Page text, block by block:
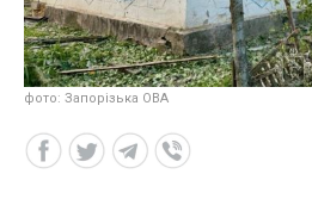
фото: Запорізька ОВА